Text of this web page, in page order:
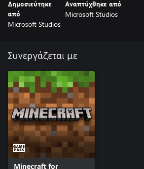
Δημοσιεύτηκε
από
Microsoft Studios
Αναπτύχθηκε από
Microsoft Studios
Συνεργάζεται με
Minecraft for